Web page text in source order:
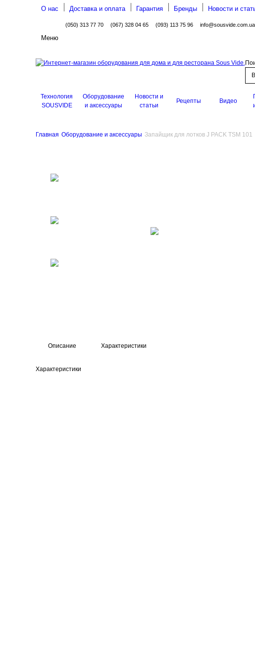
О нас Доставка и оплата Гарантия Бренды Новости и
(050) 313 77 70 (067) 328 04 65 (093) 113 75 96 info@sousvide.com.ua
Меню
Технология
SOUSVIDE
Оборудование
и аксессуары
Новости и
статьи
Рецепты Видео
Главная Оборудование и аксессуары Запайщик для лотков J PACK TSM 101
Описание Характеристики
Характеристики